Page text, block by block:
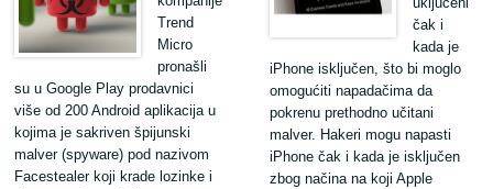
čak i
kada je
iPhone isključen, što bi moglo
omogućiti napadačima da
pokrenu prethodno učitani
malver. Hakeri mogu napasti
iPhone čak i kada je isključen
zbog načina na koji Apple
Trend
Micro
pronašli
su u Google Play prodavnici
više od 200 Android aplikacija u
kojima je sakriven špijunski
malver (spyware) pod nazivom
Facestealer koji krade lozinke i